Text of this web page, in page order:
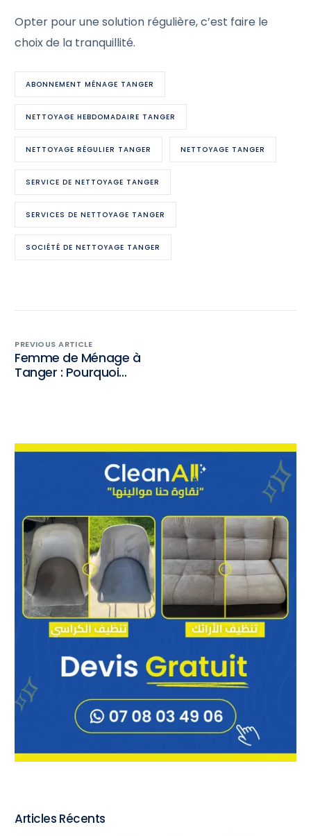
Opter pour une solution régulière, c’est faire le
choix de la tranquillité.
ABONNEMENT MÉNAGE TANGER
NETTOYAGE HEBDOMADAIRE TANGER
NETTOYAGE RÉGULIER TANGER NETTOYAGE TANGER
SERVICE DE NETTOYAGE TANGER
SERVICES DE NETTOYAGE TANGER
SOCIÉTÉ DE NETTOYAGE TANGER
PREVIOUS ARTICLE
Femme de Ménage à
Tanger : Pourquoi
Articles Récents